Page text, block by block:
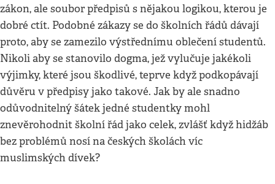
zákon, ale soubor předpisů s nějakou logikou, kterou je
dobré ctít. Podobné zákazy se do školních řádů dávají
proto, aby se zamezilo výstřednímu oblečení studentů.
Nikoli aby se stanovilo dogma, jež vylučuje jakékoli
výjimky, které jsou škodlivé, teprve když podkopávají
důvěru v předpisy jako takové. Jak by ale snadno
odůvodnitelný šátek jedné studentky mohl
znevěrohodnit školní řád jako celek, zvlášť když hidžáb
bez problémů nosí na českých školách víc
muslimských dívek?